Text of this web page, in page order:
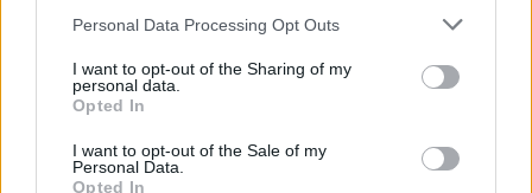
Personal Data Processing Opt Outs
I want to opt-out of the Sharing of my
personal data.
Opted In
I want to opt-out of the Sale of my
Personal Data.
Opted In
Fakta om materialval
Tillverkas av laminat av högsta kvalitet, det skapar hållbara